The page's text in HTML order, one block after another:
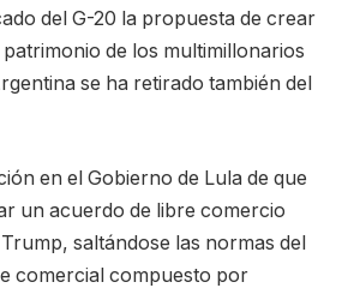
del G-20 la propuesta de crear
de los multimillonarios
se ha retirado también del
en el Gobierno de Lula de que
un acuerdo de libre comercio
saltándose las normas del
comercial compuesto por